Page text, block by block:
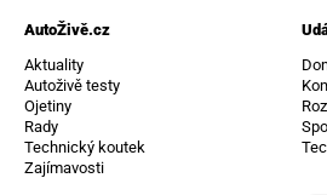
AutoŽivě.cz
Aktuality
Autoživě testy
Ojetiny
Rady
Technický koutek
Zajímavosti